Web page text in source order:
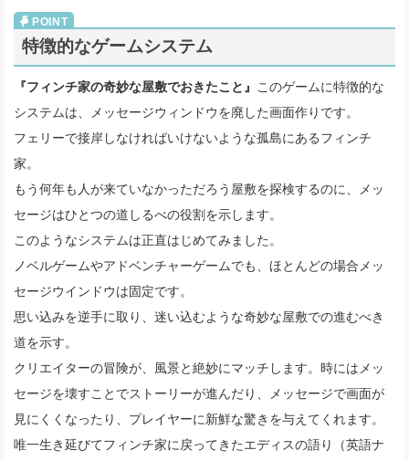
特徴的なゲームシステム
『フィンチ家の奇妙な屋敷でおきたこと』
このゲームに特徴的な
システムは、メッセージウィンドウを廃した画面作りです。
フェリーで接岸しなければいけないような孤島にあるフィンチ
家。
もう何年も人が来ていなかっただろう屋敷を探検するのに、メッ
セージはひとつの道しるべの役割を示します。
このようなシステムは正直はじめてみました。
ノベルゲームやアドベンチャーゲームでも、ほとんどの場合メッ
セージウインドウは固定です。
思い込みを逆手に取り、迷い込むような奇妙な屋敷での進むべき
道を示す。
クリエイターの冒険が、風景と絶妙にマッチします。時にはメッ
セージを壊すことでストーリーが進んだり、メッセージで画面が
見にくくなったり、プレイヤーに新鮮な驚きを与えてくれます。
唯一生き延びてフィンチ家に戻ってきたエディスの語り（英語ナ